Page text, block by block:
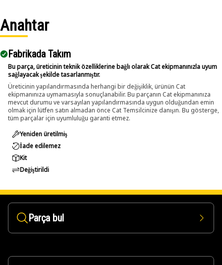
Anahtar
Fabrikada Takım
Bu parça, üreticinin teknik özelliklerine bağlı olarak Cat ekipmanınızla uyum
sağlayacak şekilde tasarlanmıştır.
Üreticinin yapılandırmasında herhangi bir değişiklik, ürünün Cat
ekipmanınıza uymamasıyla sonuçlanabilir. Bu parçanın Cat ekipmanınıza
mevcut durumu ve varsayılan yapılandırmasında uygun olduğundan emin
olmak için lütfen satın almadan önce Cat Temsilcinize danışın. Bu gösterge,
tüm parçalar için uyumluluğu garanti etmez.
Yeniden üretilmiş
İade edilemez
Kit
Değiştirildi
Parça bul